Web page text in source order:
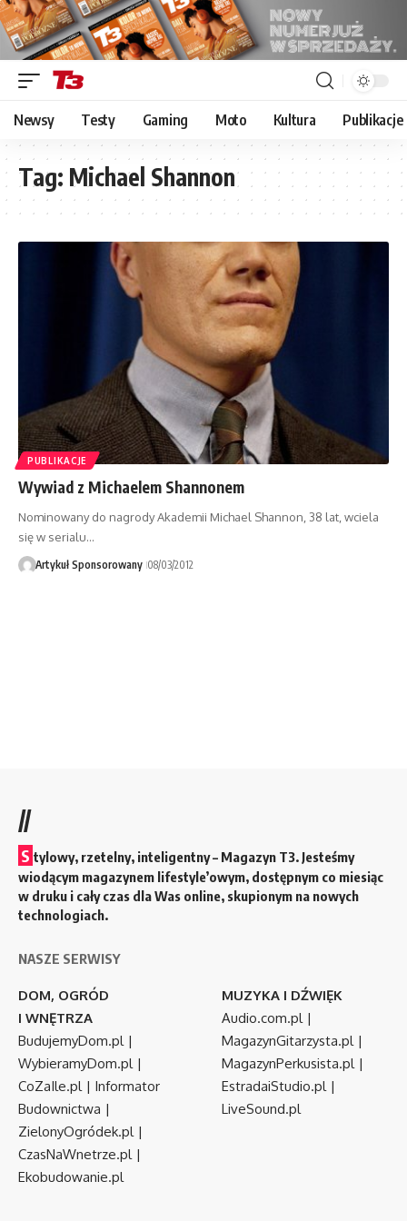
Newsy Testy Gaming Moto Kultura Publikacje
Tag: Michael Shannon
PUBLIKACJE
Wywiad z Michaelem Shannonem
Nominowany do nagrody Akademii Michael Shannon, 38 lat, wciela
się w serialu…
Artykuł Sponsorowany 08/03/2012
//
S tylowy, rzetelny, inteligentny – Magazyn T3. Jesteśmy
wiodącym magazynem lifestyle’owym, dostępnym co miesiąc
w druku i cały czas dla Was online, skupionym na nowych
technologiach.
NASZE SERWISY
DOM, OGRÓD
I WNĘTRZA
BudujemyDom.pl|
WybieramyDom.pl|
CoZaIle.pl| Informator
Budownictwa |
ZielonyOgródek.pl|
CzasNaWnetrze.pl|
Ekobudowanie.pl
MUZYKA I DŹWIĘK
Audio.com.pl|
MagazynGitarzysta.pl|
MagazynPerkusista.pl|
EstradaiStudio.pl|
LiveSound.pl